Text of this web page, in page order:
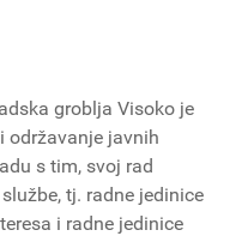
groblja Visoko je
održavanje javnih
s tim, svoj rad
tj. radne jedinice
i radne jedinice